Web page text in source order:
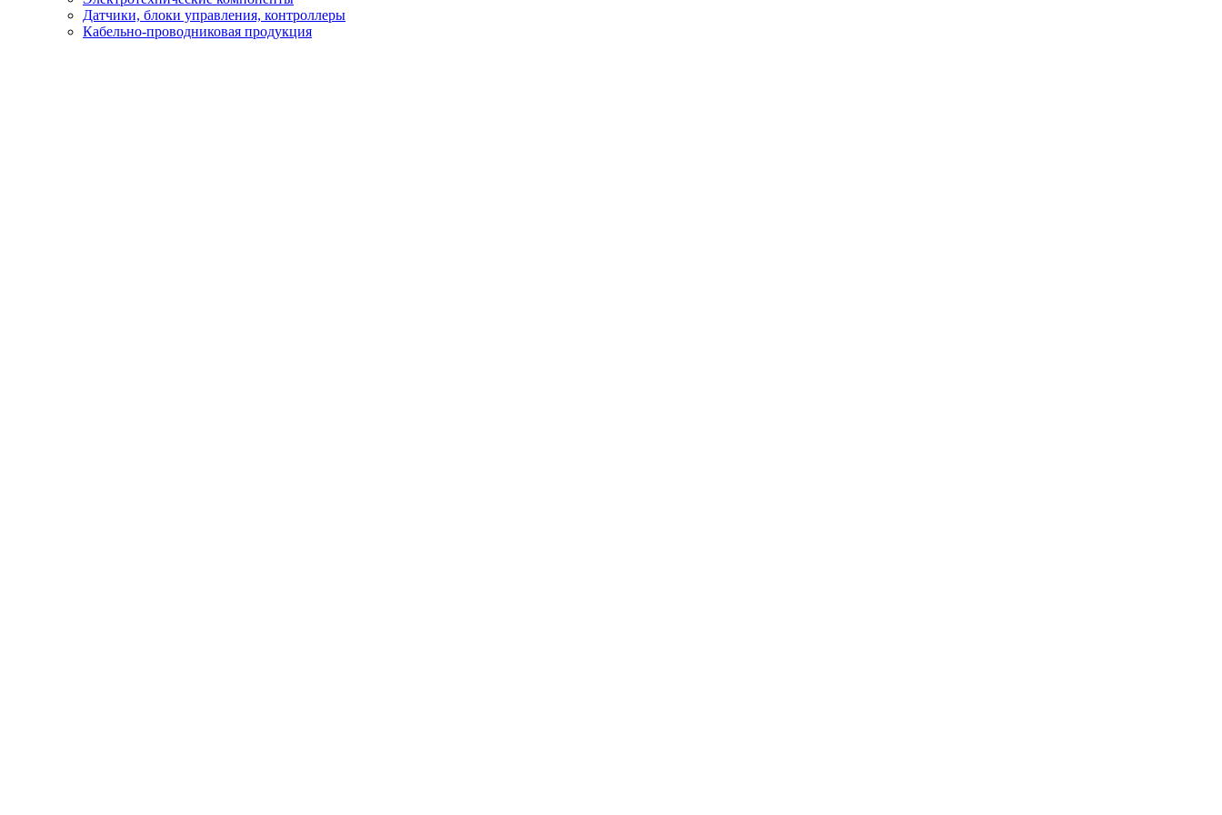
Датчики, блоки управления, контроллеры
Кабельно-проводниковая продукция